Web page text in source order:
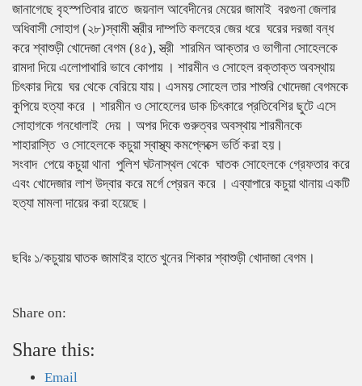
জানাগেছে বৃহস্পতিবার রাতে জয়নাল আবেদীনের মেয়ের জামাই বরগুনা জেলার
অধিবাসী সোহাগ (২৮)স্বামী স্ত্রীর দাম্পতি কলহের জের ধরে ঘরের দরজা বন্ধ
করে শ্বাশুড়ী খোদেজা বেগম (৪৫), স্ত্রী শারমিন আক্তার ও ভাগীনা সোহেলকে
রামদা দিয়ে এলোপাথারি ভাবে কোপায় । শারমীন ও সোহেল রক্তাক্ত অবস্থায়
চিৎকার দিয়ে ঘর থেকে বেরিয়ে যায়। এসময় সোহেল তার শাশুরি খোদেজা বেগমকে
কুপিয়ে হত্যা করে । শারমীন ও সোহেলের ডাক চিৎকারে প্রতিবেশির ছুটে এসে
সোহাগকে গনধোলাই দেয় । অপর দিকে গুরুত্বর অবস্থায় শারমীনকে
শাহারাস্তি ও সোহেলকে কচুয়া স্বাস্থ্য কমপ্লেক্সে ভর্তি করা হয়।
সংবাদ পেয়ে কচুয়া থানা পুলিশ ঘটনাস্থল থেকে ঘাতক সোহেলকে গ্রেফতার করে
এবং খোদেজার লাশ উদ্বার করে মর্গে প্রেরন করে । এব্যাপারে কচুয়া থানায় একটি
হত্যা মামলা দায়ের করা হয়েছে।
ছবিঃ ১/কচুয়ায় ঘাতক জামাইর হাতে খুনের শিকার শ্বাশুড়ী খোদাজা বেগম।
Share on:
Share this:
Email